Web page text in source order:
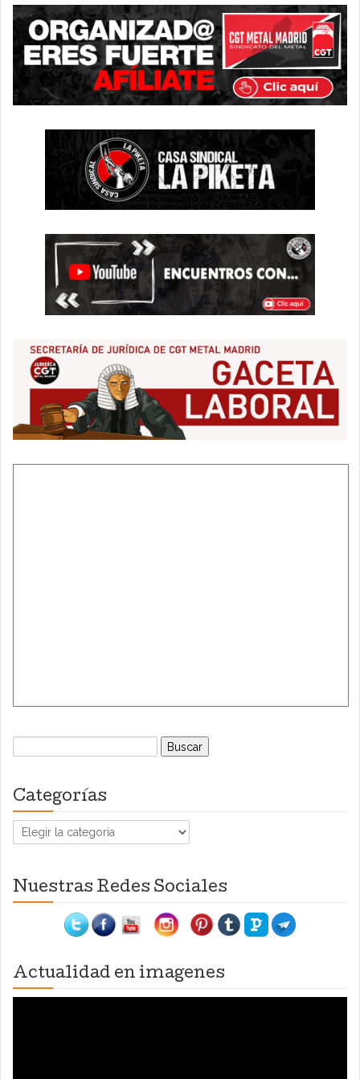
Buscar:
Categorías
Categorías
Nuestras Redes Sociales
Actualidad en imagenes